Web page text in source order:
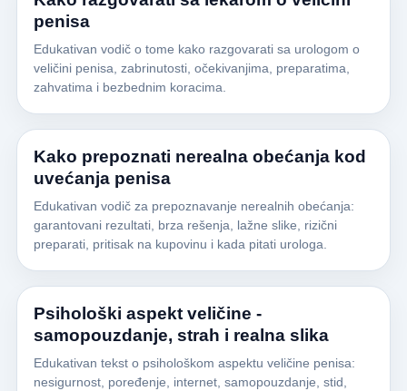
penisa
Edukativan vodič o tome kako razgovarati sa urologom o
veličini penisa, zabrinutosti, očekivanjima, preparatima,
zahvatima i bezbednim koracima.
Kako prepoznati nerealna obećanja kod
uvećanja penisa
Edukativan vodič za prepoznavanje nerealnih obećanja:
garantovani rezultati, brza rešenja, lažne slike, rizični
preparati, pritisak na kupovinu i kada pitati urologa.
Psihološki aspekt veličine -
samopouzdanje, strah i realna slika
Edukativan tekst o psihološkom aspektu veličine penisa:
nesigurnost, poređenje, internet, samopouzdanje, stid,